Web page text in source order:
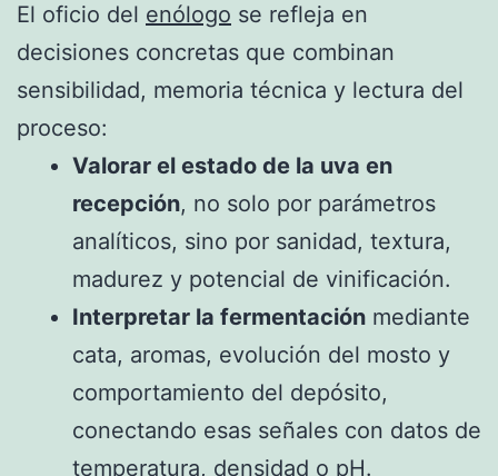
El oficio del enólogo se refleja en
decisiones concretas que combinan
sensibilidad, memoria técnica y lectura del
proceso:
Valorar el estado de la uva en
recepción, no solo por parámetros
analíticos, sino por sanidad, textura,
madurez y potencial de vinificación.
Interpretar la fermentación mediante
cata, aromas, evolución del mosto y
comportamiento del depósito,
conectando esas señales con datos de
temperatura, densidad o pH.